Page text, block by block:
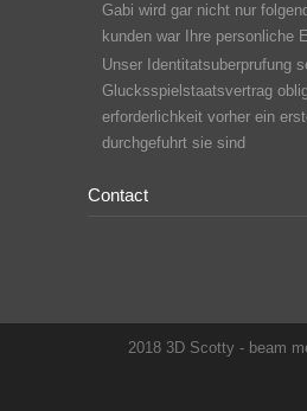
Gabi wird gar nicht nur
kunden war Ihre personliche
Unser Identitatsuberprufung
Glucksspielstaatsvertrag
erforderlichkeit vorher ein
durchgefuhrt sie sind
Contact
2018 3D Scotty - beam